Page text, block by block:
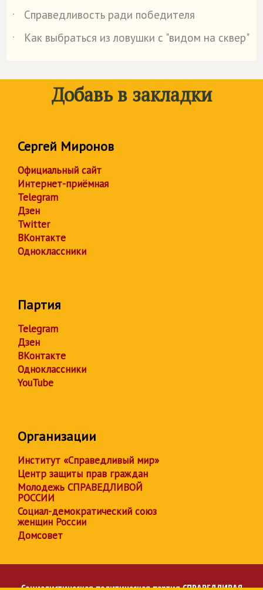
˙
Справедливость ради победителя
˙
Как выбраться из ловушки с "видом на сквер"
Добавь в закладки
Сергей Миронов
Официальный сайт
Интернет-приёмная
Telegram
Дзен
Twitter
ВКонтакте
Одноклассники
Партия
Telegram
Дзен
ВКонтакте
Одноклассники
YouTube
Организации
Институт «Справедливый мир»
Центр защиты прав граждан
Молодежь СПРАВЕДЛИВОЙ
РОССИИ
Социал-демократический союз
женщин России
Домсовет